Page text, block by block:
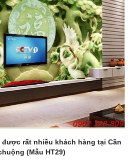
được rất nhiều khách hàng tại Cần
(Mẫu HT29)